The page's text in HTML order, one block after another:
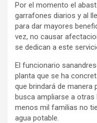
Por el momento el
garrafones diarios y al
para dar mayores
vez, no causar
se dedican a este
El funcionario
planta que se ha
que brindará de manera
busca ampliarse a otras
menos mil familias no
agua potable.